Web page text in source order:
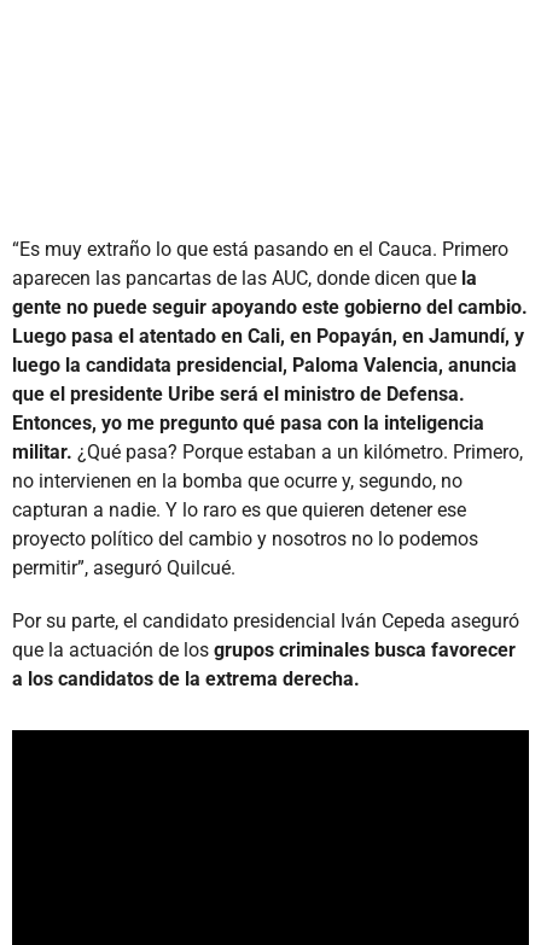
“Es muy extraño lo que está pasando en el Cauca. Primero
aparecen las pancartas de las AUC, donde dicen que la
gente no puede seguir apoyando este gobierno del cambio.
Luego pasa el atentado en Cali, en Popayán, en Jamundí, y
luego la candidata presidencial, Paloma Valencia, anuncia
que el presidente Uribe será el ministro de Defensa.
Entonces, yo me pregunto qué pasa con la inteligencia
militar. ¿Qué pasa? Porque estaban a un kilómetro. Primero,
no intervienen en la bomba que ocurre y, segundo, no
capturan a nadie. Y lo raro es que quieren detener ese
proyecto político del cambio y nosotros no lo podemos
permitir”, aseguró Quilcué.
Por su parte, el candidato presidencial Iván Cepeda aseguró
que la actuación de los grupos criminales busca favorecer
a los candidatos de la extrema derecha.